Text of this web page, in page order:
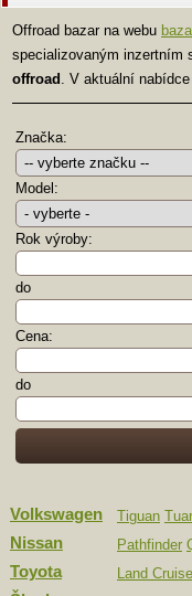
Offroad bazar na webu
specializovaným inzertním
offroad . V aktuální
Značka:
Model:
Rok výroby:
do
Cena:
do
Volkswagen Tiguan
Nissan Pathfinder
Toyota Land